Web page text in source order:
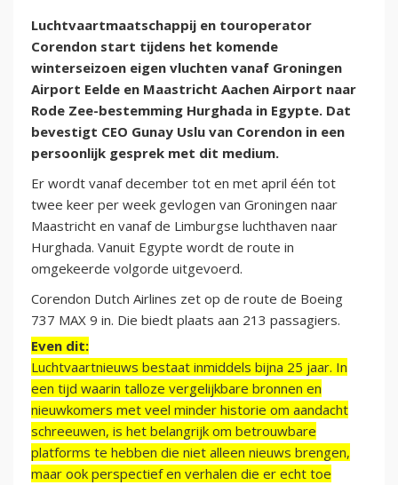
Luchtvaartmaatschappij en touroperator
Corendon start tijdens het komende
winterseizoen eigen vluchten vanaf Groningen
Airport Eelde en Maastricht Aachen Airport naar
Rode Zee-bestemming Hurghada in Egypte. Dat
bevestigt CEO Gunay Uslu van Corendon in een
persoonlijk gesprek met dit medium.
Er wordt vanaf december tot en met april één tot
twee keer per week gevlogen van Groningen naar
Maastricht en vanaf de Limburgse luchthaven naar
Hurghada. Vanuit Egypte wordt de route in
omgekeerde volgorde uitgevoerd.
Corendon Dutch Airlines zet op de route de Boeing
737 MAX 9 in. Die biedt plaats aan 213 passagiers.
Even dit:
Luchtvaartnieuws bestaat inmiddels bijna 25 jaar. In
een tijd waarin talloze vergelijkbare bronnen en
nieuwkomers met veel minder historie om aandacht
schreeuwen, is het belangrijk om betrouwbare
platforms te hebben die niet alleen nieuws brengen,
maar ook perspectief en verhalen die er echt toe